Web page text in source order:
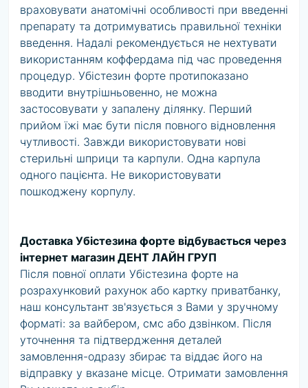
враховувати анатомічні особливості при введенні
препарату та дотримуватись правильної техніки
введення. Надалі рекомендується не нехтувати
використанням коффердама під час проведення
процедур. Убістезин форте протипоказано
вводити внутрішньовенно, не можна
застосовувати у запалену ділянку. Перший
прийом їжі має бути після повного відновлення
чутливості. Завжди використовувати нові
стерильні шприци та карпули. Одна карпула
одного пацієнта. Не використовувати
пошкоджену корпулу.
Доставка Убістезина форте відбувається через
інтернет магазин ДЕНТ ЛАЙН ГРУП
Після повної оплати Убістезина форте на
розрахунковий рахунок або картку приватбанку,
наш консультант зв'язується з Вами у зручному
форматі: за вайбером, смс або дзвінком. Після
уточнення та підтвердження деталей
замовлення-одразу збирає та віддає його на
відправку у вказане місце. Отримати замовлення